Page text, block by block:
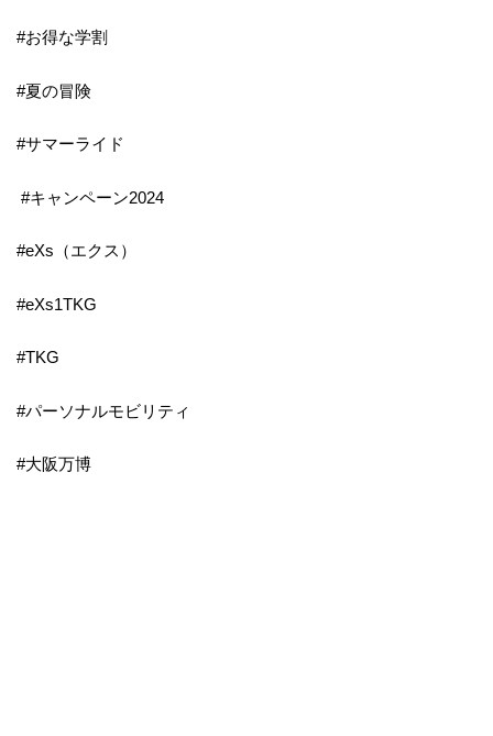
#お得な学割
#夏の冒険
#サマーライド
#キャンペーン2024
#eXs（エクス）
#eXs1TKG
#TKG
#パーソナルモビリティ
#大阪万博